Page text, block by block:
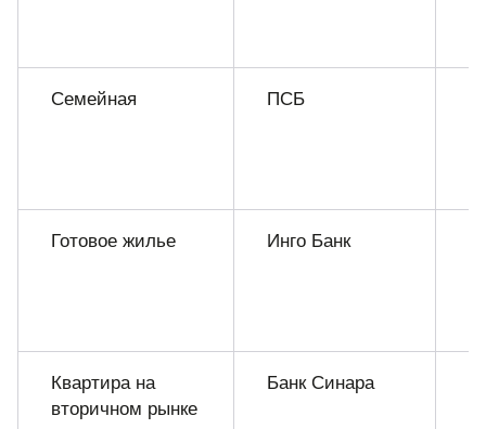
Семейная ПСБ
Готовое жилье Инго Банк
Квартира на
вторичном рынке
Банк Синара